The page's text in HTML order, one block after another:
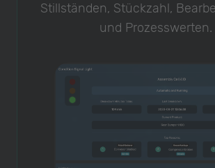
Stillständen, Stückzahl,
und Prozesswerten.